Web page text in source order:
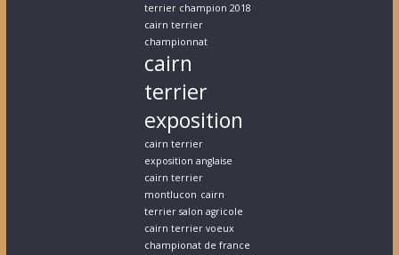
terrier champion 2018
cairn terrier
championnat
cairn
terrier
exposition
cairn terrier
exposition anglaise
cairn terrier
montlucon cairn
terrier salon agricole
cairn terrier voeux
championat de france